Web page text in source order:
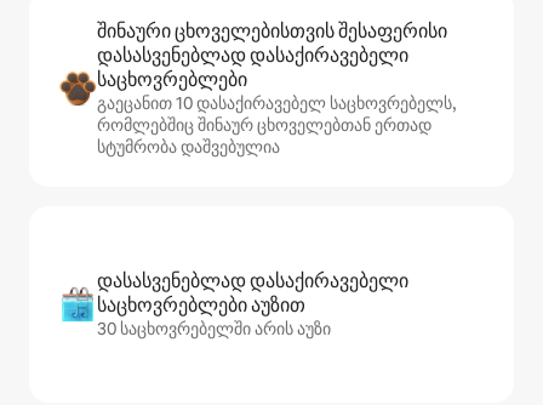
შინაური ცხოველებისთვის შესაფერისი
დასასვენებლად დასაქირავებელი
საცხოვრებლები
გაეცანით 10 დასაქირავებელ საცხოვრებელს,
რომლებშიც შინაურ ცხოველებთან ერთად
სტუმრობა დაშვებულია
დასასვენებლად დასაქირავებელი
საცხოვრებლები აუზით
30 საცხოვრებელში არის აუზი